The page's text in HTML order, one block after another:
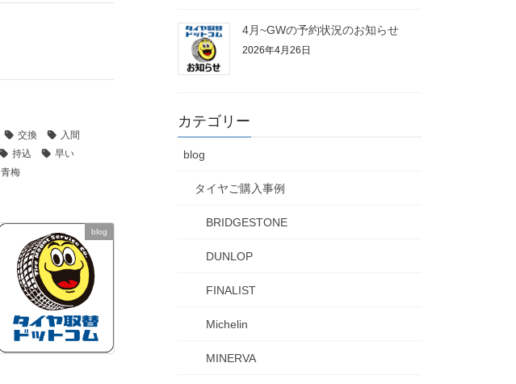
交換
入間
持込
早い
青梅
blog
4月~GWの予約状況のお知らせ
2026年4月26日
カテゴリー
blog
タイヤご購入事例
BRIDGESTONE
DUNLOP
FINALIST
Michelin
MINERVA